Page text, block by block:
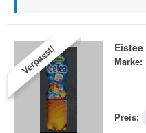
Verpasst! Eistee
Marke:
Preis: